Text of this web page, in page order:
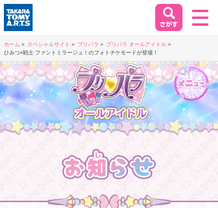
ホーム
HOME
商品情報
イベント&キャンペーン
EVENT&CAMPAIGN
お客様相談室
閉じる
ホーム スペシャルサイト プリパラ
プリパラ オールアイドル
ひみつ×戦士 ファントミラージュ！のフォトチケモードが登場！